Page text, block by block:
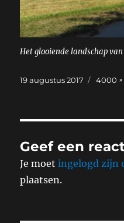
Het glooiende landschap van
Geplaatst
19 augustus 2017 4000
Geef een
Je moetingelogd zijn
plaatsen.